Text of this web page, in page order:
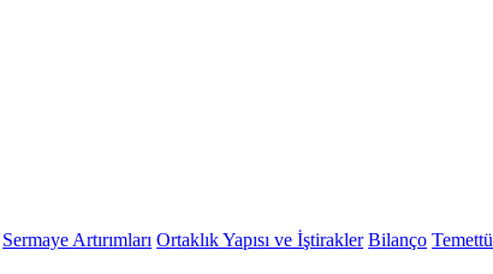
Sermaye Artırımları Ortaklık Yapısı ve İştirakler Bilanço Temettü